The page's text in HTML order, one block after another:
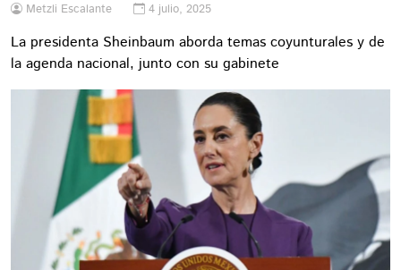
Metzli Escalante 4 julio, 2025
La presidenta Sheinbaum aborda temas coyunturales y de
la agenda nacional, junto con su gabinete